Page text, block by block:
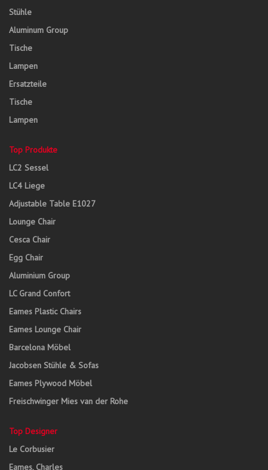
Stühle
Aluminum Group
Tische
Lampen
Ersatzteile
Tische
Lampen
Top Produkte
LC2 Sessel
LC4 Liege
Adjustable Table E1027
Lounge Chair
Cesca Chair
Egg Chair
Aluminium Group
LC Grand Confort
Eames Plastic Chairs
Eames Lounge Chair
Barcelona Möbel
Jacobsen Stühle & Sofas
Eames Plywood Möbel
Freischwinger Mies van der Rohe
Top Designer
Le Corbusier
Eames, Charles